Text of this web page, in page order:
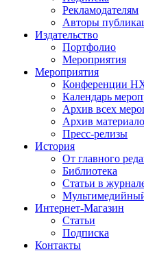
Рекламодателям
Авторы
Издательство
Портфолио
Мероприятия
Мероприятия
Конференции
Календарь
Архив всех
Архив
Пресс-релизы
История
От главного
Библиотека
Статьи в
Интернет-Магазин
Статьи
Подписка
Контакты